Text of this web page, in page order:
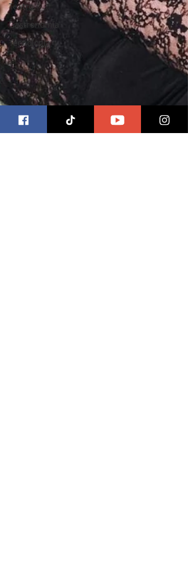
Teatro
Gastronomía
Tecnología